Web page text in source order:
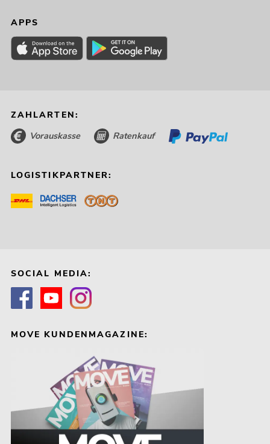
APPS
ZAHLARTEN:
Vorauskasse Ratenkauf
LOGISTIKPARTNER:
SOCIAL MEDIA:
MOVE KUNDENMAGAZINE: